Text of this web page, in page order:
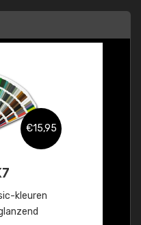
€15,95
kleuren